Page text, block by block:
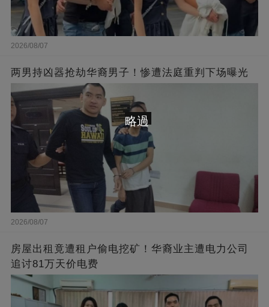
2026/08/07
两男持凶器抢劫华裔男子！惨遭法庭重判下场曝光
2026/08/07
房屋出租竟遭租户偷电挖矿！华裔业主遭电力公司
追讨81万天价电费
略過